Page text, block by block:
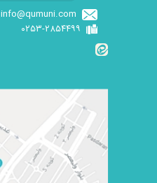
info@qumuni.com
۰۲۵۳-۲۸۵۴۴۹۹